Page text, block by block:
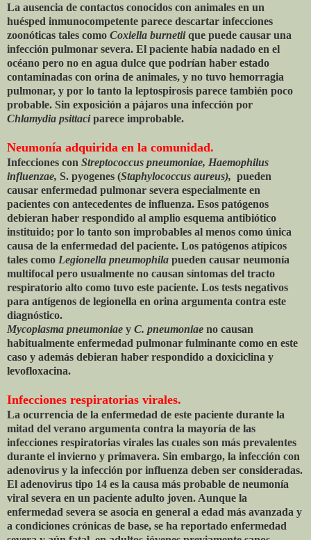
La ausencia de contactos conocidos con animales en un
huésped inmunocompetente parece descartar infecciones
zoonóticas tales como Coxiella burnetiique puede causar una
infección pulmonar severa. El paciente había nadado en el
océano pero no en agua dulce que podrían haber estado
contaminadas con orina de animales, y no tuvo hemorragia
pulmonar, y por lo tanto la leptospirosis parece también poco
probable. Sin exposición a pájaros una infección por
Chlamydia psittaciparece improbable.
Neumonía adquirida en la comunidad.
Infecciones con Streptococcus pneumoniae, Haemophilus
influenzae, S. pyogenes (Staphylococcus aureus), pueden
causar enfermedad pulmonar severa especialmente en
pacientes con antecedentes de influenza. Esos patógenos
debieran haber respondido al amplio esquema antibiótico
instituido; por lo tanto son improbables al menos como única
causa de la enfermedad del paciente. Los patógenos atípicos
tales como Legionella pneumophila pueden causar neumonía
multifocal pero usualmente no causan síntomas del tracto
respiratorio alto como tuvo este paciente. Los tests negativos
para antígenos de legionella en orina argumenta contra este
diagnóstico.
Mycoplasma pneumoniae y C. pneumoniae no causan
habitualmente enfermedad pulmonar fulminante como en este
caso y además debieran haber respondido a doxiciclina y
levofloxacina.
Infecciones respiratorias virales.
La ocurrencia de la enfermedad de este paciente durante la
mitad del verano argumenta contra la mayoría de las
infecciones respiratorias virales las cuales son más prevalentes
durante el invierno y primavera. Sin embargo, la infección con
adenovirus y la infección por influenza deben ser consideradas.
El adenovirus tipo 14 es la causa más probable de neumonía
viral severa en un paciente adulto joven. Aunque la
enfermedad severa se asocia en general a edad más avanzada y
a condiciones crónicas de base, se ha reportado enfermedad